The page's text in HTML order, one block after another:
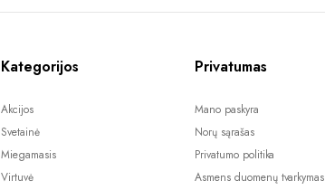
Kategorijos
Akcijos
Svetainė
Miegamasis
Virtuvė
Privatumas
Mano paskyra
Norų sąrašas
Privatumo politika
Asmens duomenų tvarkymas